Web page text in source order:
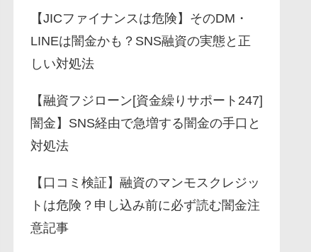
【JICファイナンスは危険】そのDM・
LINEは闇金かも？SNS融資の実態と正
しい対処法
【融資フジローン[資金繰りサポート247]
闇金】SNS経由で急増する闇金の手口と
対処法
【口コミ検証】融資のマンモスクレジッ
トは危険？申し込み前に必ず読む闇金注
意記事